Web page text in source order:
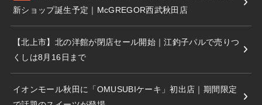
新ショップ誕生予定｜McGREGOR西武秋田店
【北上市】北の洋館が閉店セール開始｜江釣子パルで売りつ
くしは8月16日まで
イオンモール秋田に「OMUSUBIケーキ」初出店｜期間限定